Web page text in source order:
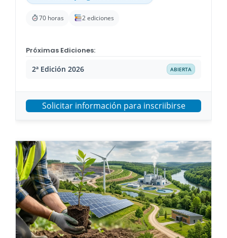
70 horas 2 ediciones
Próximas Ediciones:
2ª Edición 2026
ABIERTA
Solicitar información para inscriibirse